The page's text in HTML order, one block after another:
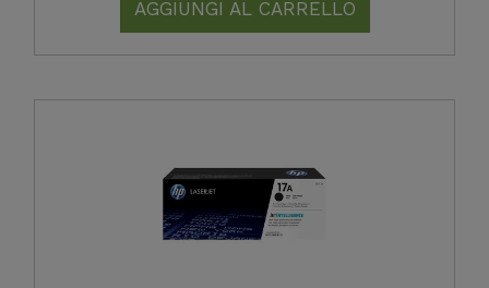
AGGIUNGI AL CARRELLO